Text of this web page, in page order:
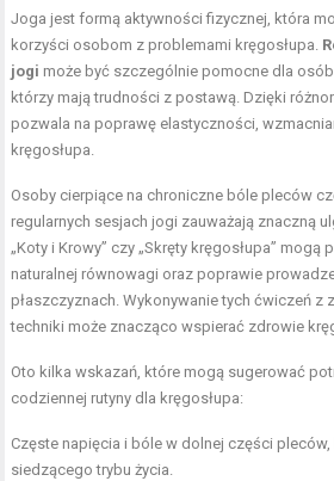
Joga jest formą aktywności fizycznej, która
korzyści osobom z problemami kręgosłupa.
jogi może być szczególnie pomocne dla
którzy mają trudności z postawą. Dzięki
pozwala na poprawę elastyczności,
kręgosłupa.
Osoby cierpiące na chroniczne bóle pleców
regularnych sesjach jogi zauważają znaczną
„Koty i Krowy” czy „Skręty kręgosłupa”
naturalnej równowagi oraz poprawie
płaszczyznach. Wykonywanie tych ćwiczeń
techniki może znacząco wspierać zdrowie
Oto kilka wskazań, które mogą sugerować
codziennej rutyny dla kręgosłupa:
Częste napięcia i bóle w dolnej części
siedzącego trybu życia.